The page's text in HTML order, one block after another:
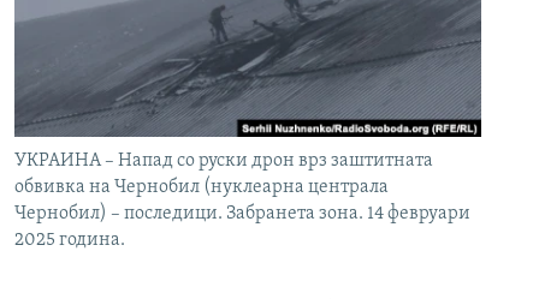
УКРАИНА – Напад со руски дрон врз заштитната
обвивка на Чернобил (нуклеарна централа
Чернобил) – последици. Забранета зона. 14 февруари
2025 година.